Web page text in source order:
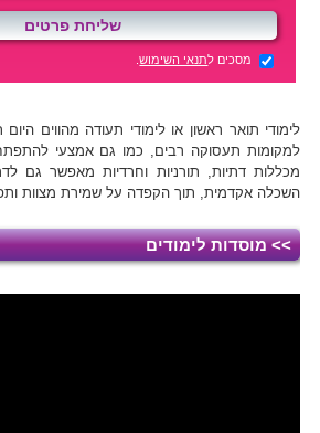
מסכים לתנאי השימוש.
לימודי תואר ראשון או לימודי תעודה מהווים
למקומות תעסוקה רבים, כמו גם אמצעי
מכללות דתיות, תורניות וחרדיות מאפשר גם
השכלה אקדמית, תוך הקפדה על שמירת מצוות